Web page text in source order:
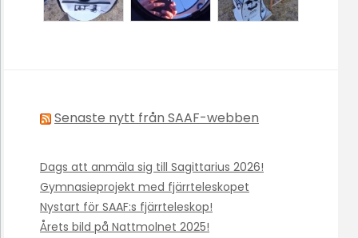
Senaste nytt från SAAF-webben
Dags att anmäla sig till Sagittarius 2026!
Gymnasieprojekt med fjärrteleskopet
Nystart för SAAF:s fjärrteleskop!
Årets bild på Nattmolnet 2025!